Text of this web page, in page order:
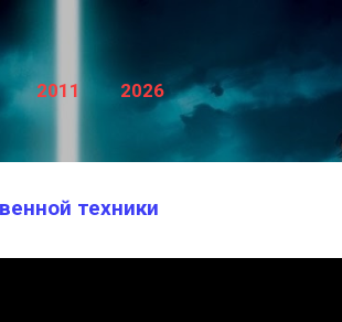
2011 2026
техники